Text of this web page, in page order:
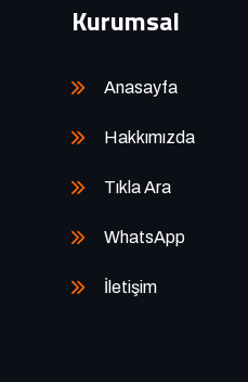
Kurumsal
Anasayfa
Hakkımızda
Tıkla Ara
WhatsApp
İletişim